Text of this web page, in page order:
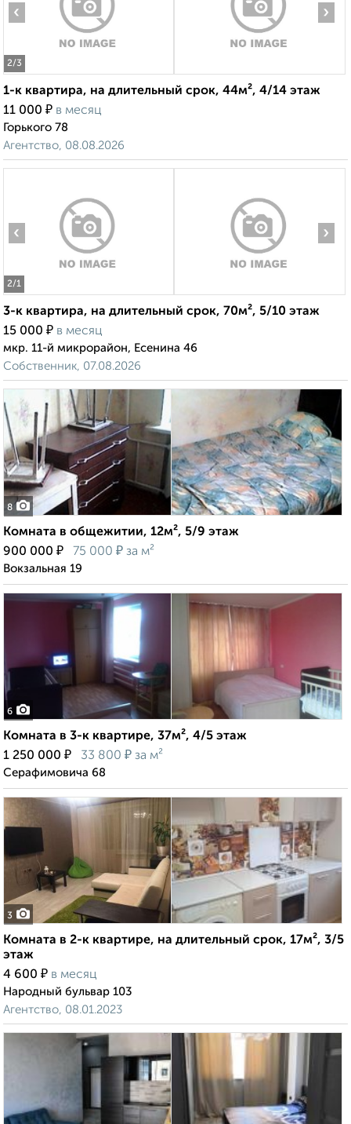
2/3
‹ ›
1-к квартира, на длительный срок, 44м², 4/14 этаж
11 000 ₽ в месяц
Горького 78
Агентство, 08.08.2026
2/1
‹ ›
3-к квартира, на длительный срок, 70м², 5/10 этаж
15 000 ₽ в месяц
мкр. 11-й микрорайон, Есенина 46
Собственник, 07.08.2026
8
Комната в общежитии, 12м², 5/9 этаж
900 000 ₽ 75 000 ₽ за м²
Вокзальная 19
6
Комната в 3-к квартире, 37м², 4/5 этаж
1 250 000 ₽ 33 800 ₽ за м²
Серафимовича 68
3
Комната в 2-к квартире, на длительный срок, 17м², 3/5
этаж
4 600 ₽ в месяц
Народный бульвар 103
Агентство, 08.01.2023